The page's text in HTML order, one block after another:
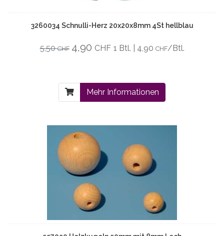
3260034 Schnulli-Herz 20x20x8mm 4St hellblau
5,50CHF 4,90 CHF 1 Btl. | 4,90 CHF/Btl.
Mehr Informationen